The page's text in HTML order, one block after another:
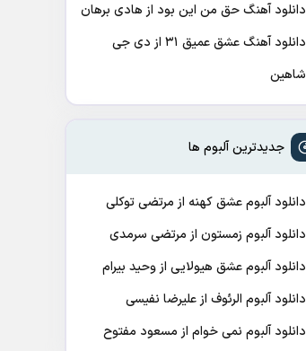
دانلود آهنگ حق من این بود از هادی برهان
دانلود آهنگ عشق عمیق ۳۱ از دی جی
شاهین
جدیدترین آلبوم ها
دانلود آلبوم عشق کهنه از مرتضی توکلی
دانلود آلبوم زمستون از مرتضی سرمدی
دانلود آلبوم عشق هیولایی از وحید بیرام
دانلود آلبوم الرئوف از علیرضا نفیسی
دانلود آلبوم نمی خوام از مسعود مفتوح